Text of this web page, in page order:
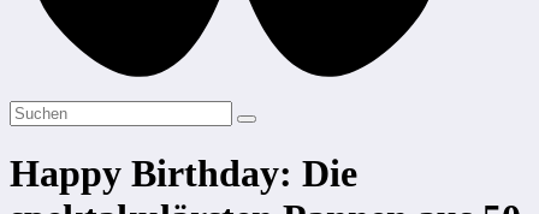
Happy Birthday: Die